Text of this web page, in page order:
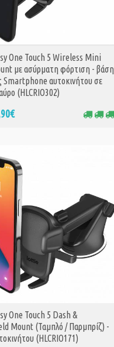
One Touch 5 Wireless Mini
με ασύρματη φόρτιση - βάση
Smartphone αυτοκινήτου σε
(HLCRIO302)
One Touch 5 Dash &
Mount (Ταμπλό / Παρμπρίζ) -
(HLCRIO171)